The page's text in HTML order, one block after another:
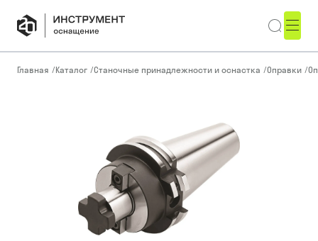
Главная /Каталог /Станочные принадлежности и оснастка /Оправки /